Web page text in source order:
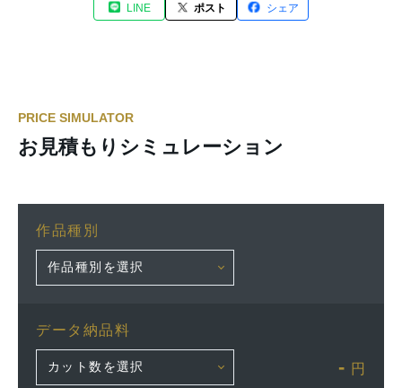
LINE ポスト シェア
PRICE SIMULATOR
お見積もりシミュレーション
作品種別
データ納品料
- 円